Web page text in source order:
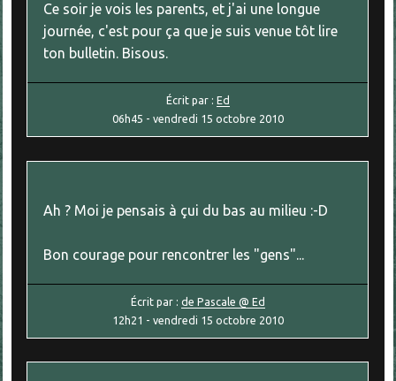
Ce soir je vois les parents, et j'ai une longue
journée, c'est pour ça que je suis venue tôt lire
ton bulletin. Bisous.
Écrit par : Ed
06h45 - vendredi 15 octobre 2010
Ah ? Moi je pensais à çui du bas au milieu :-D
Bon courage pour rencontrer les "gens"...
Écrit par : de Pascale @ Ed
12h21 - vendredi 15 octobre 2010